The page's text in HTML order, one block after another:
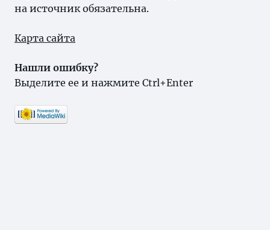
на источник обязательна.
Карта сайта
Нашли ошибку?
Выделите ее и нажмите Ctrl+Enter